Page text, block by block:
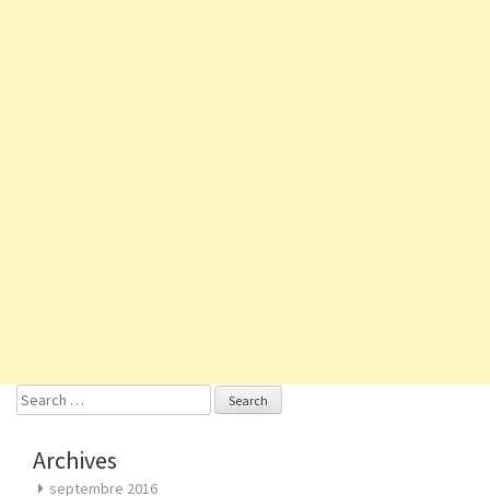
Search
Archives
septembre 2016